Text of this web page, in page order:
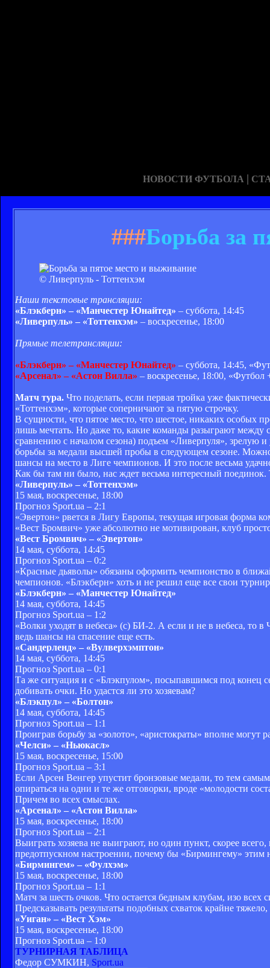
НОВОСТИ ФУТБОЛА |
###Борьба за
© Ливерпуль - Тоттенхэм
Наши текстовые трансляции:
«Блэкберн» – «Манчестер Юнайтед» – суббота, 14:45
«Ливерпуль» – «Тоттенхэм» – воскресенье, 18:00
Прямые телетрансляции:
«Блэкберн» – «Манчестер Юнайтед» – суббота, 14:45,
«Арсенал» – «Астон Вилла» – воскресенье, 18:00, «Футбол
Матч тура. Что поделать, если первая тройка уже
«Тоттенхэм», которые соперничают за пятую строчку.
В сущности, что пятое место, что шестое, никаких особых
лишь мечтать. Но даже то, какие команды разыграют
сравнению с началом сезона) подъем «Ливерпуля»,
борьбы за медали высшей пробы в следующем сезоне.
шансы на место в Лиге чемпионов. И это после весьма
Как бы там ни было, нас ждет весьма интересный
«Ливерпуль» – «Тоттенхэм»
15 мая, воскресенье, 18:00
Прогноз Sport.ua – 2:1
«Эвертон» рвется в Лигу Европы, текущая игровая форма
«Вест Бромвич» уже абсолютно не мотивирован, клуб
«Вест Бромвич» – «Эвертон»
14 мая, суббота, 14:45
Прогноз Sport.ua – 0:2
«Красные дьяволы» обязаны оформить чемпионство в
чемпионов. «Блэкберн» хоть и не решил еще все свои
«Блэкберн» – «Манчестер Юнайтед»
14 мая, суббота, 14:45
Прогноз Sport.ua – 1:2
«Волки уходят в небеса» (с) БИ-2. А если и не в небеса, то
ведь шансы на спасение еще есть.
«Сандерленд» – «Вулверхэмптон»
14 мая, суббота, 14:45
Прогноз Sport.ua – 0:1
Та же ситуация и с «Блэкпулом», посыпавшимся под конец
добивать очки. Но удастся ли это хозяевам?
«Блэкпул» – «Болтон»
14 мая, суббота, 14:45
Прогноз Sport.ua – 1:1
Проиграв борьбу за «золото», «аристократы» вполне могут
«Челси» – «Ньюкасл»
15 мая, воскресенье, 15:00
Прогноз Sport.ua – 3:1
Если Арсен Венгер упустит бронзовые медали, то тем
опираться на одни и те же отговорки, вроде «молодости
Причем во всех смыслах.
«Арсенал» – «Астон Вилла»
15 мая, воскресенье, 18:00
Прогноз Sport.ua – 2:1
Выиграть хозяева не выиграют, но один пункт, скорее
предотпускном настроении, почему бы «Бирмингему» этим
«Бирмингем» – «Фулхэм»
15 мая, воскресенье, 18:00
Прогноз Sport.ua – 1:1
Матч за шесть очков. Что остается бедным клубам, изо
Предсказывать результаты подобных схваток крайне
«Уиган» – «Вест Хэм»
15 мая, воскресенье, 18:00
Прогноз Sport.ua – 1:0
ТУРНИРНАЯ ТАБЛИЦА
Федор СУМКИН, Sport.ua